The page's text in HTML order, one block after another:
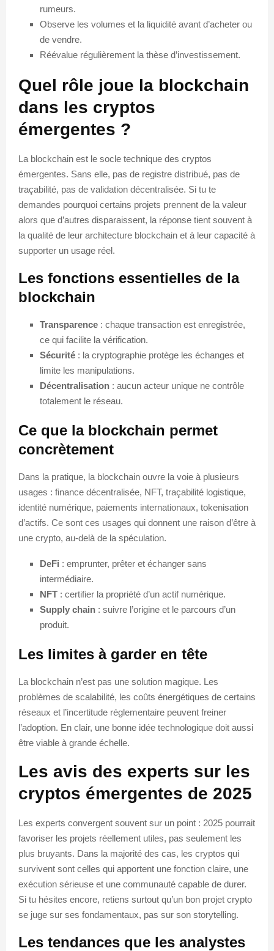
rumeurs.
Observe les volumes et la liquidité avant d’acheter ou
de vendre.
Réévalue régulièrement la thèse d’investissement.
Quel rôle joue la blockchain
dans les cryptos
émergentes ?
La blockchain est le socle technique des cryptos
émergentes. Sans elle, pas de registre distribué, pas de
traçabilité, pas de validation décentralisée. Si tu te
demandes pourquoi certains projets prennent de la valeur
alors que d’autres disparaissent, la réponse tient souvent à
la qualité de leur architecture blockchain et à leur capacité à
supporter un usage réel.
Les fonctions essentielles de la
blockchain
Transparence : chaque transaction est enregistrée,
ce qui facilite la vérification.
Sécurité : la cryptographie protège les échanges et
limite les manipulations.
Décentralisation : aucun acteur unique ne contrôle
totalement le réseau.
Ce que la blockchain permet
concrètement
Dans la pratique, la blockchain ouvre la voie à plusieurs
usages : finance décentralisée, NFT, traçabilité logistique,
identité numérique, paiements internationaux, tokenisation
d’actifs. Ce sont ces usages qui donnent une raison d’être à
une crypto, au-delà de la spéculation.
DeFi : emprunter, prêter et échanger sans
intermédiaire.
NFT : certifier la propriété d’un actif numérique.
Supply chain : suivre l’origine et le parcours d’un
produit.
Les limites à garder en tête
La blockchain n’est pas une solution magique. Les
problèmes de scalabilité, les coûts énergétiques de certains
réseaux et l’incertitude réglementaire peuvent freiner
l’adoption. En clair, une bonne idée technologique doit aussi
être viable à grande échelle.
Les avis des experts sur les
cryptos émergentes de 2025
Les experts convergent souvent sur un point : 2025 pourrait
favoriser les projets réellement utiles, pas seulement les
plus bruyants. Dans la majorité des cas, les cryptos qui
survivent sont celles qui apportent une fonction claire, une
exécution sérieuse et une communauté capable de durer.
Si tu hésites encore, retiens surtout qu’un bon projet crypto
se juge sur ses fondamentaux, pas sur son storytelling.
Les tendances que les analystes